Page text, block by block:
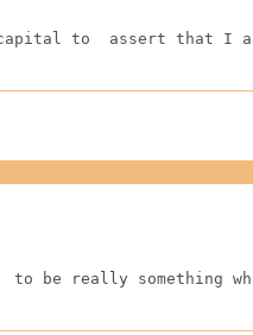
to  assert that
be really